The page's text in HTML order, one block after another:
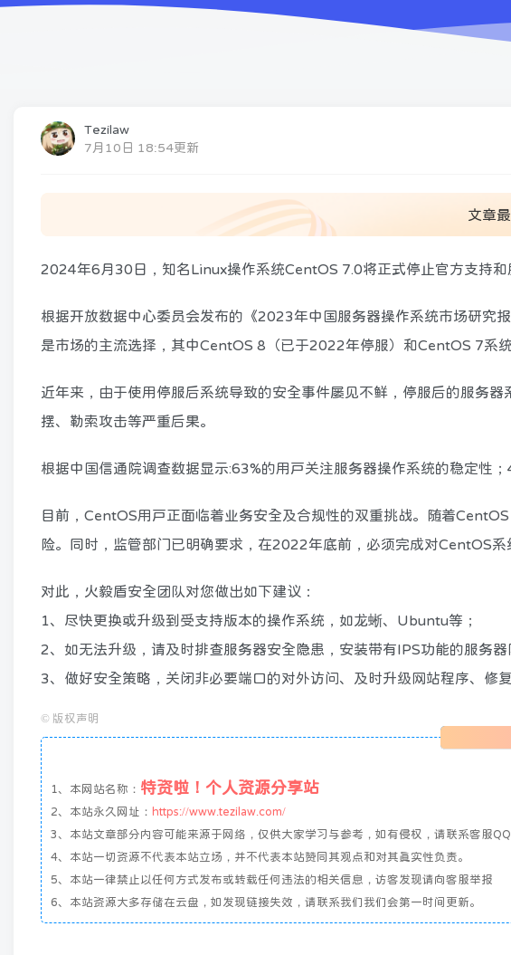
Tezilaw
7月10日 18:54更新
文章
2024年6月30日，知名Linux操作系统CentOS 7.0将正式停止官方支持
根据开放数据中心委员会发布的《2023年中国服务器操作系统市场研究
是市场的主流选择，其中CentOS 8（已于2022年停服）和CentOS 7系
近年来，由于使用停服后系统导致的安全事件屡见不鲜，停服后的服务
摆、勒索攻击等严重后果。
根据中国信通院调查数据显示:63%的用户关注服务器操作系统的稳定性
目前，CentOS用户正面临着业务安全及合规性的双重挑战。随着
险。同时，监管部门已明确要求，在2022年底前，必须完成对CentOS
对此，火毅盾安全团队对您做出如下建议：
1、尽快更换或升级到受支持版本的操作系统，如龙蜥、Ubuntu等；
2、如无法升级，请及时排查服务器安全隐患，安装带有IPS功能的服务
3、做好安全策略，关闭非必要端口的对外访问、及时升级网站程序、修
© 版权声明
1、本网站名称： 特资啦！个人资源分享站
2、本站永久网址： https://www.tezilaw.com/
3、本站文章部分内容可能来源于网络，仅供大家学习与参考，如有侵权，请联系客服
4、本站一切资源不代表本站立场，并不代表本站赞同其观点和对其真实性负责。
5、本站一律禁止以任何方式发布或转载任何违法的相关信息，访客发现请向客服举报
6、本站资源大多存储在云盘，如发现链接失效，请联系我们我们会第一时间更新。